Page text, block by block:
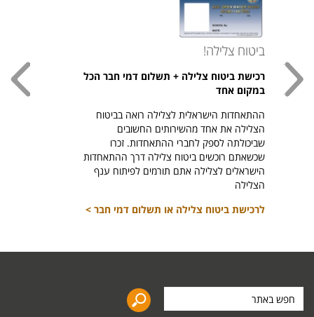
ביטוח צלילה!
רכישת ביטוח צלילה + תשלום דמי חבר הכל
במקום אחד
ההתאחדות הישראלית לצלילה רואה בביטוח
הצלילה את אחד מהשירותים החשובים
שביכולתה לספק לחברי ההתאחדות. זכרו
שכשאתם רוכשים ביטוח צלילה דרך ההתאחדות
הישראלים לצלילה אתם תורמים לפיתוח ענף
הצלילה
לרכישת ביטוח צלילה או תשלום דמי חבר >
באתר